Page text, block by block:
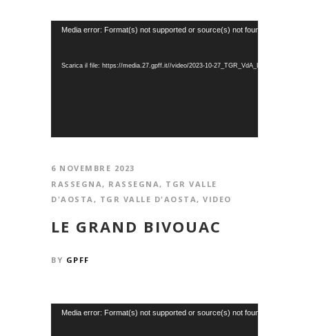
Video
Media error: Format(s) not supported or source(s) not found
Scarica il file: https://media.27.gpff.it//video/2023-10-
6 NOVEMBRE 2023
RASSEGNA , RASSEGNA , TGR VALLE
D'AOSTA , TGR VALLE D'AOSTA , VIDEO
LE GRAND BIVOUAC
BY GPFF
Video
Media error: Format(s) not supported or source(s) not found